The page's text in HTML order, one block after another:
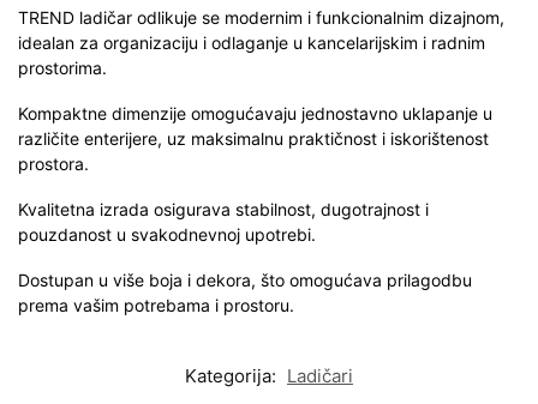
TREND ladičar odlikuje se modernim i funkcionalnim dizajnom,
idealan za organizaciju i odlaganje u kancelarijskim i radnim
prostorima.
Kompaktne dimenzije omogućavaju jednostavno uklapanje u
različite enterijere, uz maksimalnu praktičnost i iskorištenost
prostora.
Kvalitetna izrada osigurava stabilnost, dugotrajnost i
pouzdanost u svakodnevnoj upotrebi.
Dostupan u više boja i dekora, što omogućava prilagodbu
prema vašim potrebama i prostoru.
Kategorija: Ladičari